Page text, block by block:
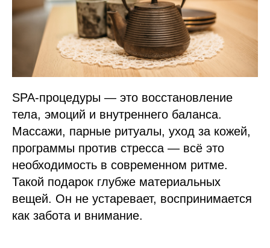
SPA-процедуры — это восстановление
тела, эмоций и внутреннего баланса.
Массажи, парные ритуалы, уход за кожей,
программы против стресса — всё это
необходимость в современном ритме.
Такой подарок глубже материальных
вещей. Он не устаревает, воспринимается
как забота и внимание.